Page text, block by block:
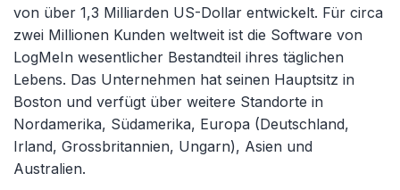
von über 1,3 Milliarden US-Dollar entwickelt. Für circa
zwei Millionen Kunden weltweit ist die Software von
LogMeIn wesentlicher Bestandteil ihres täglichen
Lebens. Das Unternehmen hat seinen Hauptsitz in
Boston und verfügt über weitere Standorte in
Nordamerika, Südamerika, Europa (Deutschland,
Irland, Grossbritannien, Ungarn), Asien und
Australien.